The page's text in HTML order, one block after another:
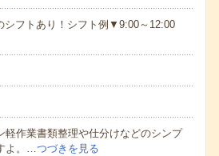
シフトあり！シフト例▼9:00～12:00
作業書類整理や仕分けなどのシンプ
よ。…つづきを見る